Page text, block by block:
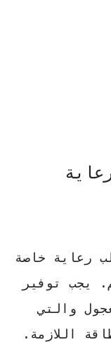
رعاية خاصة
يجب توفير
والتي
اللازمة.